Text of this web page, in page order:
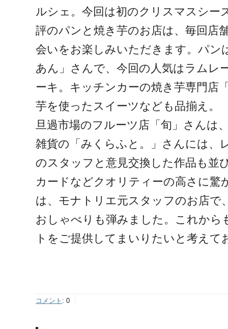
ルシェ。今回は初のクリスマスシー
評のパンと焼き芋のお店は、毎回店
会いをお楽しみいただきます。パン
あん」さんで、今回の人気はラムレ
ーキ。キッチンカーの焼き芋専門店
芋を使ったスイーツなども品揃え。
旦過市場のフルーツ店「旬」さんは
雑貨の「みくらふと。」さんには、
のスタッフと意見交換した作品も並
カードなどクオリティーの高さに驚
は、モナトリエ元スタッフのお店で
おしゃべりも弾みました。これから
トをご提供してまいりたいと考えて
コメント : 0